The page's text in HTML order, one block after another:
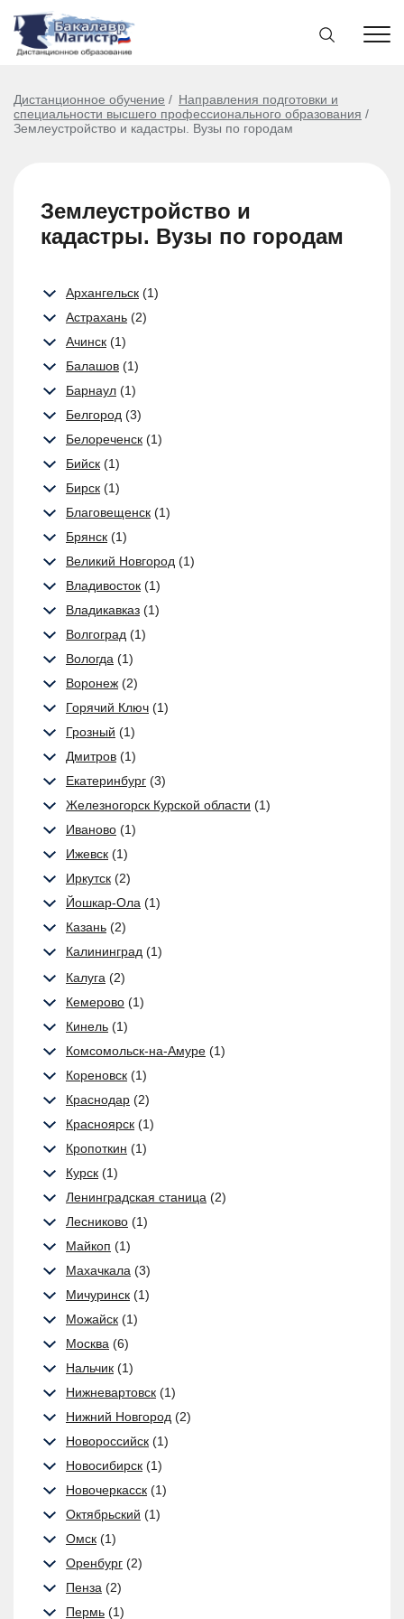
Дистанционное обучение
Направления подготовки и
специальности высшего профессионального образования
Землеустройство и кадастры. Вузы по городам
Землеустройство и
кадастры. Вузы по городам
Архангельск (1)
Астрахань (2)
Ачинск (1)
Балашов (1)
Барнаул (1)
Белгород (3)
Белореченск (1)
Бийск (1)
Бирск (1)
Благовещенск (1)
Брянск (1)
Великий Новгород (1)
Владивосток (1)
Владикавказ (1)
Волгоград (1)
Вологда (1)
Воронеж (2)
Горячий Ключ (1)
Грозный (1)
Дмитров (1)
Екатеринбург (3)
Железногорск Курской области (1)
Иваново (1)
Ижевск (1)
Иркутск (2)
Йошкар-Ола (1)
Казань (2)
Калининград (1)
Калуга (2)
Кемерово (1)
Кинель (1)
Комсомольск-на-Амуре (1)
Кореновск (1)
Краснодар (2)
Красноярск (1)
Кропоткин (1)
Курск (1)
Ленинградская станица (2)
Лесниково (1)
Майкоп (1)
Махачкала (3)
Мичуринск (1)
Можайск (1)
Москва (6)
Нальчик (1)
Нижневартовск (1)
Нижний Новгород (2)
Новороссийск (1)
Новосибирск (1)
Новочеркасск (1)
Октябрьский (1)
Омск (1)
Оренбург (2)
Пенза (2)
Пермь (1)